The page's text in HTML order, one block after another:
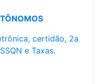
certidão, 2a
e Taxas.